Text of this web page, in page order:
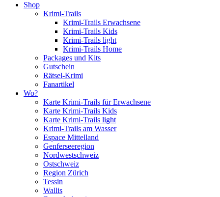
Shop
Krimi-Trails
Krimi-Trails Erwachsene
Krimi-Trails Kids
Krimi-Trails light
Krimi-Trails Home
Packages und Kits
Gutschein
Rätsel-Krimi
Fanartikel
Wo?
Karte Krimi-Trails für Erwachsene
Karte Krimi-Trails Kids
Karte Krimi-Trails light
Krimi-Trails am Wasser
Espace Mittelland
Genferseeregion
Nordwestschweiz
Ostschweiz
Region Zürich
Tessin
Wallis